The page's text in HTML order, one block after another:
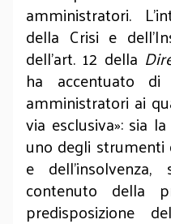
amministratori.
della Crisi e
dell’art. 12 della
ha accentuato
amministratori ai
via esclusiva»: sia
uno degli strumenti
e
contenuto della
predisposizione